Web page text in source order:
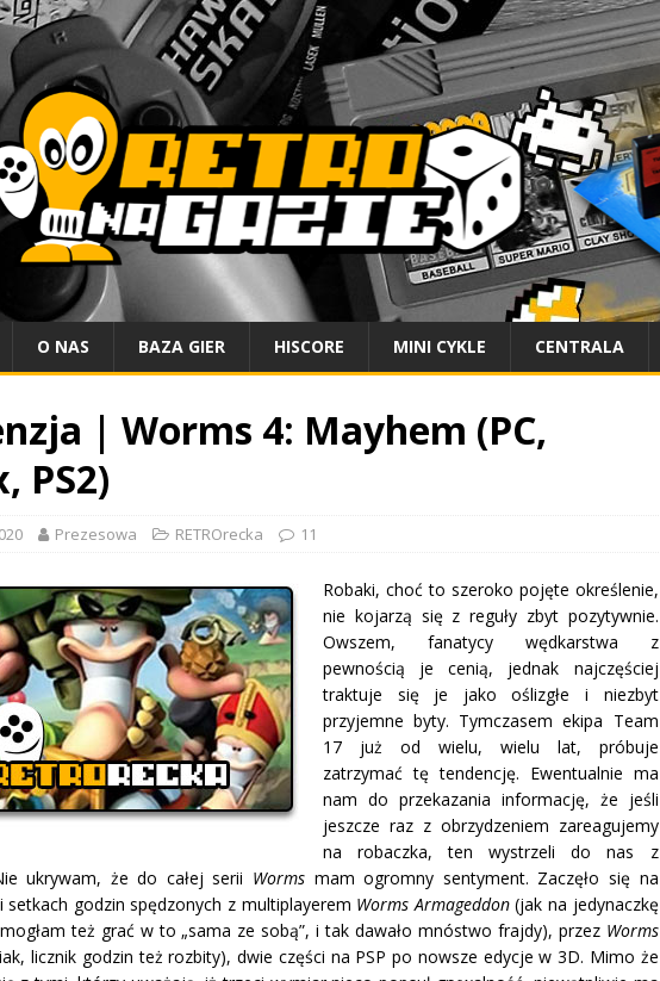
O NAS BAZA GIER HISCORE MINI CYKLE CENTRALA
| Worms 4: Mayhem (PC,
PS2)
Prezesowa RETROrecka 11
Robaki, choć to szeroko pojęte określenie,
nie kojarzą się z reguły zbyt pozytywnie.
Owszem, fanatycy wędkarstwa z
pewnością je cenią, jednak najczęściej
traktuje się je jako oślizgłe i niezbyt
przyjemne byty. Tymczasem ekipa Team
17 już od wielu, wielu lat, próbuje
zatrzymać tę tendencję. Ewentualnie ma
nam do przekazania informację, że jeśli
jeszcze raz z obrzydzeniem zareagujemy
na robaczka, ten wystrzeli do nas z
ukrywam, że do całej serii Worms mam ogromny sentyment. Zaczęło się na
setkach godzin spędzonych z multiplayerem Worms Armageddon(jak na jedynaczkę
też grać w to „sama ze sobą”, i tak dawało mnóstwo frajdy), przez Worms
licznik godzin też rozbity), dwie części na PSP po nowsze edycje w 3D. Mimo że